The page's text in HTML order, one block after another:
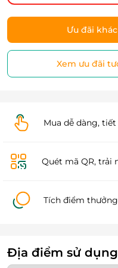
Ưu đãi
Xem ưu đãi
Mua dễ dàng,
Quét mã QR, trải
Tích điểm
Địa điểm sử dụng